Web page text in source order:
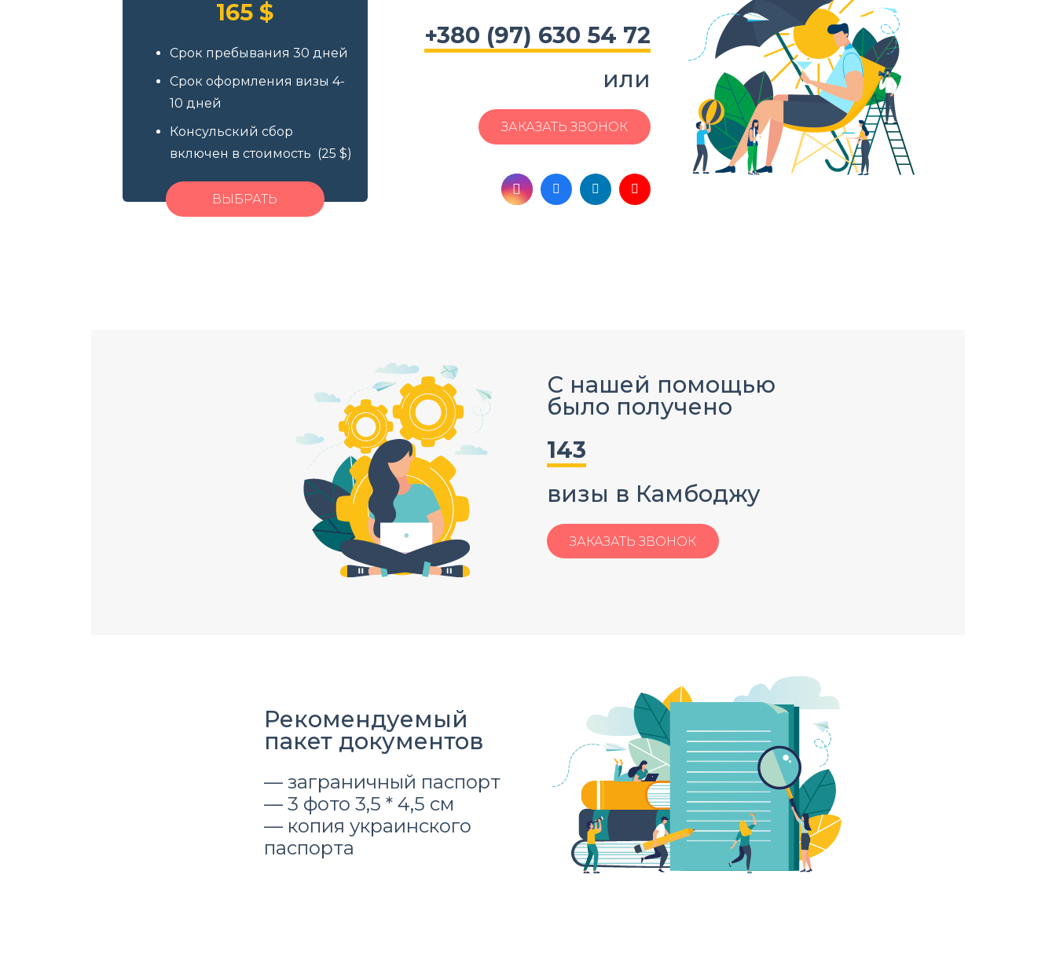
165$
Срок пребывания 30 дней
Срок оформления визы 4-
10 дней
Консульский сбор
включен в стоимость (25 $)
ВЫБРАТЬ
+380 (97) 630 54 72
или
ЗАКАЗАТЬ ЗВОНОК
С нашей помощью
было получено
143
визы в Камбоджу
ЗАКАЗАТЬ ЗВОНОК
Рекомендуемый
пакет документов
— заграничный паспорт
— 3 фото 3,5 * 4,5 см
— копия украинского
паспорта